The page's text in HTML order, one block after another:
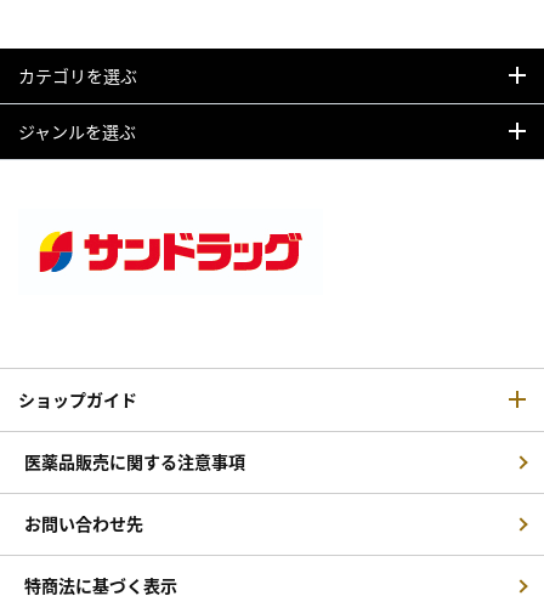
カテゴリを選ぶ
ジャンルを選ぶ
ショップガイド
医薬品販売に関する注意事項
お問い合わせ先
特商法に基づく表示